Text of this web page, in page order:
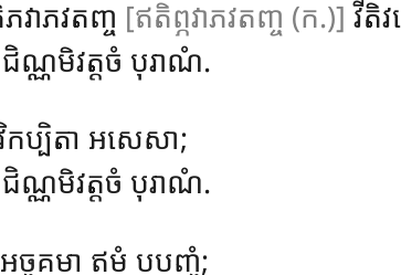
ាភវតញ្ច [ឥតិព្ភវាភវតញ្ច (ក.)] វីតិវ
ណ្ណមិវត្តចំ បុរាណំ.
កប្បិតា អសេសា;
ណ្ណមិវត្តចំ បុរាណំ.
ច្ចគមា ឥមំ បបញ្ចំ;